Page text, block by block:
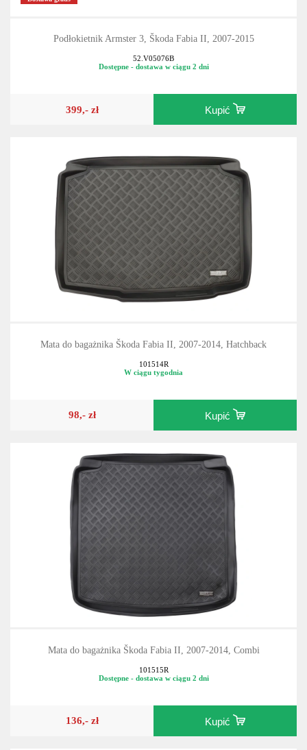
Podłokietnik Armster 3, Škoda Fabia II, 2007-2015
52.V05076B
Dostępne - dostawa w ciągu 2 dni
399,- zł Kupić
Mata do bagażnika Škoda Fabia II, 2007-2014, Hatchback
101514R
W ciągu tygodnia
98,- zł Kupić
Mata do bagażnika Škoda Fabia II, 2007-2014, Combi
101515R
Dostępne - dostawa w ciągu 2 dni
136,- zł Kupić